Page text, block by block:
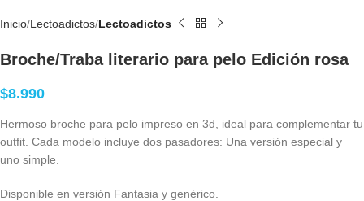
Inicio Lectoadictos Lectoadictos
Broche/Traba literario para pelo Edición rosa
$8.990
Hermoso broche para pelo impreso en 3d, ideal para complementar tu
outfit. Cada modelo incluye dos pasadores: Una versión especial y
uno simple.
Disponible en versión Fantasia y genérico.